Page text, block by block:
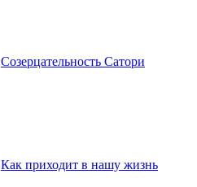
Созерцательность Сатори
Как приходит в нашу жизнь